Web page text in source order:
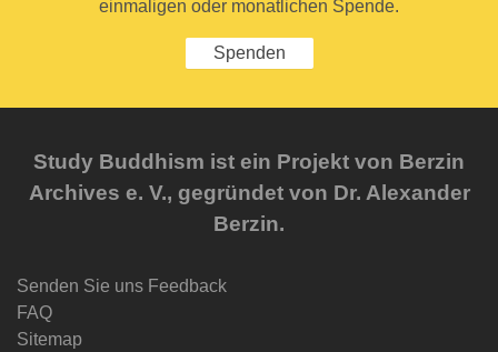
einmaligen oder monatlichen Spende.
Spenden
Study Buddhism ist ein Projekt von Berzin
Archives e. V., gegründet von Dr. Alexander
Berzin.
Senden Sie uns Feedback
FAQ
Sitemap